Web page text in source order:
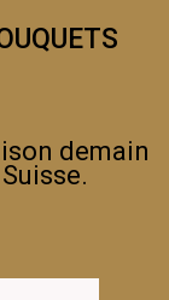
demain